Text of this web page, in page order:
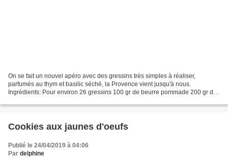
On se fait un nouvel apéro avec des gressins très simples à réaliser,
parfumés au thym et basilic séché, la Provence vient jusqu'à nous.
Ingrédients: Pour environ 26 gressins 100 gr de beurre pommade 200 gr de
Cookies aux jaunes d'oeufs
Publié le 24/04/2019 à 04:06
Par delphine